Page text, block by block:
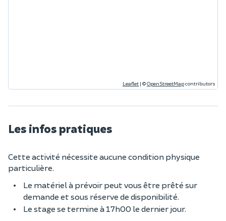
Leaflet | ©OpenStreetMapcontributors
Les infos pratiques
Cette activité nécessite aucune condition physique
particulière.
Le matériel à prévoir peut vous être prêté sur
demande et sous réserve de disponibilité.
Le stage se termine à 17h00 le dernier jour.